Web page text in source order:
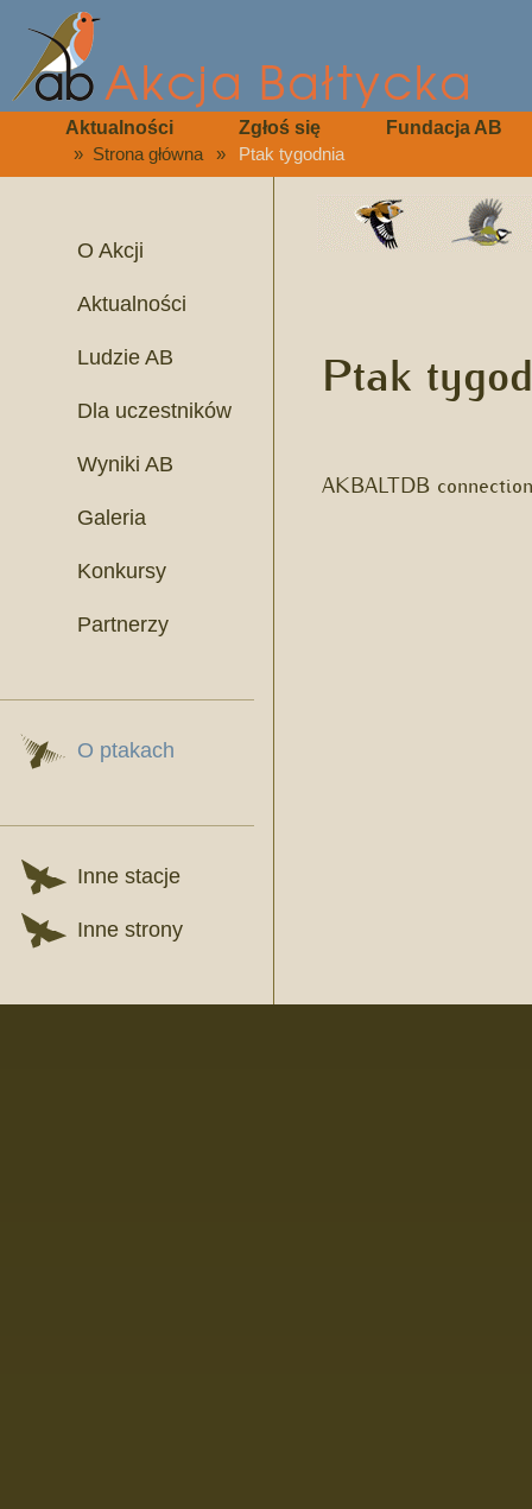
Aktualności Zgłoś się Fundacja AB
» Strona główna » Ptak tygodnia
O Akcji
Aktualności
Ludzie AB
Dla uczestników
Wyniki AB
Galeria
Konkursy
Partnerzy
O ptakach
Inne stacje
Inne strony
Ptak
AKBALTDB